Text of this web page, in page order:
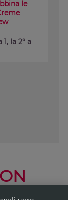
le
la 2° a